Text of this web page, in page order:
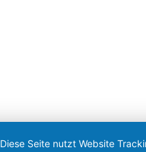
Diese Seite nutzt Website